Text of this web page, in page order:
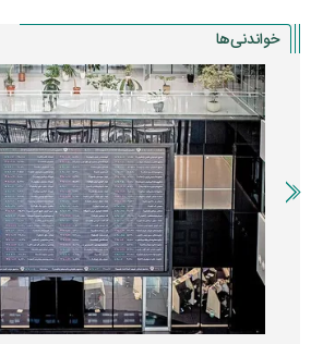
خواندنی‌ها